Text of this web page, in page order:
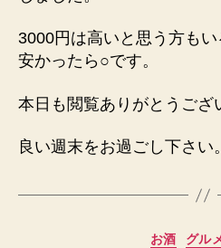
3000円は高いと思う方もい
安かったら○です。
本日も閲覧ありがとうござ
良い週末をお過ごし下さい。
カ
お酒 グル